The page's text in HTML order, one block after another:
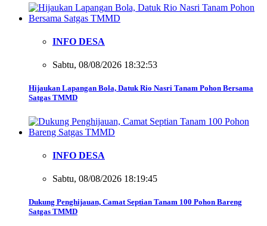
INFO DESA
Sabtu, 08/08/2026 18:32:53
Hijaukan Lapangan Bola, Datuk Rio Nasri Tanam Pohon Bersama
Satgas TMMD
INFO DESA
Sabtu, 08/08/2026 18:19:45
Dukung Penghijauan, Camat Septian Tanam 100 Pohon Bareng
Satgas TMMD